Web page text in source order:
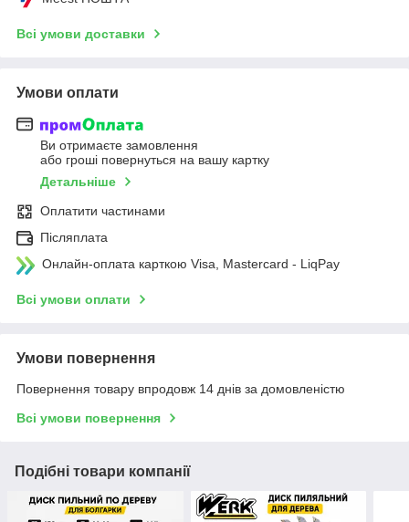
Всі умови доставки
Умови оплати
Ви отримаєте замовлення
або гроші повернуться на вашу картку
Детальніше
Оплатити частинами
Післяплата
Онлайн-оплата карткою Visa, Mastercard - LiqPay
Всі умови оплати
Умови повернення
Повернення товару впродовж 14 днів за домовленістю
Всі умови повернення
Подібні товари компанії